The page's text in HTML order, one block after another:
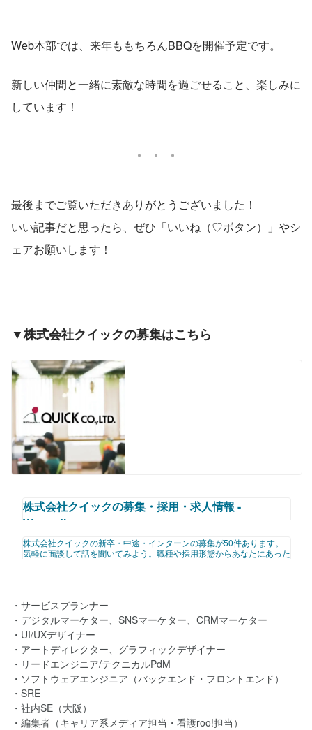
Web本部では、来年ももちろんBBQを開催予定です。
新しい仲間と一緒に素敵な時間を過ごせること、楽しみに
しています！
最後までご覧いただきありがとうございました！
いい記事だと思ったら、ぜひ「いいね（♡ボタン）」やシ
ェアお願いします！
▼株式会社クイックの募集はこちら
株式会社クイックの募集・採用・求人情報 -
Wantedly
株式会社クイックの新卒・中途・インターンの募集が50件あります。
気軽に面談して話を聞いてみよう。職種や採用形態からあなたにあった
https://www.wantedly.com/companies/quick/projects
・サービスプランナー
・デジタルマーケター、SNSマーケター、CRMマーケター
・UI/UXデザイナー
・アートディレクター、グラフィックデザイナー
・リードエンジニア/テクニカルPdM
・ソフトウェアエンジニア（バックエンド・フロントエンド）
・SRE
・社内SE（大阪）
・編集者（キャリア系メディア担当・看護roo!担当）